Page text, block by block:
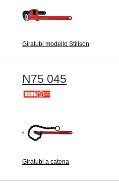
Giratubi modello Stillson
N75 045
Giratubi a catena